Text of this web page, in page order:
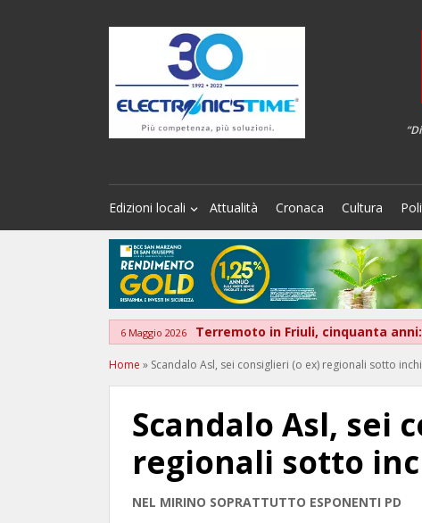
Edizioni locali Attualità Cronaca Cultura
6 Maggio 2026 Terremoto in Friuli, cinquanta
Home » Scandalo Asl, sei consiglieri (o ex) regionali sotto
Scandalo Asl, sei
regionali sotto
NEL MIRINO SOPRATTUTTO ESPONENTI PD